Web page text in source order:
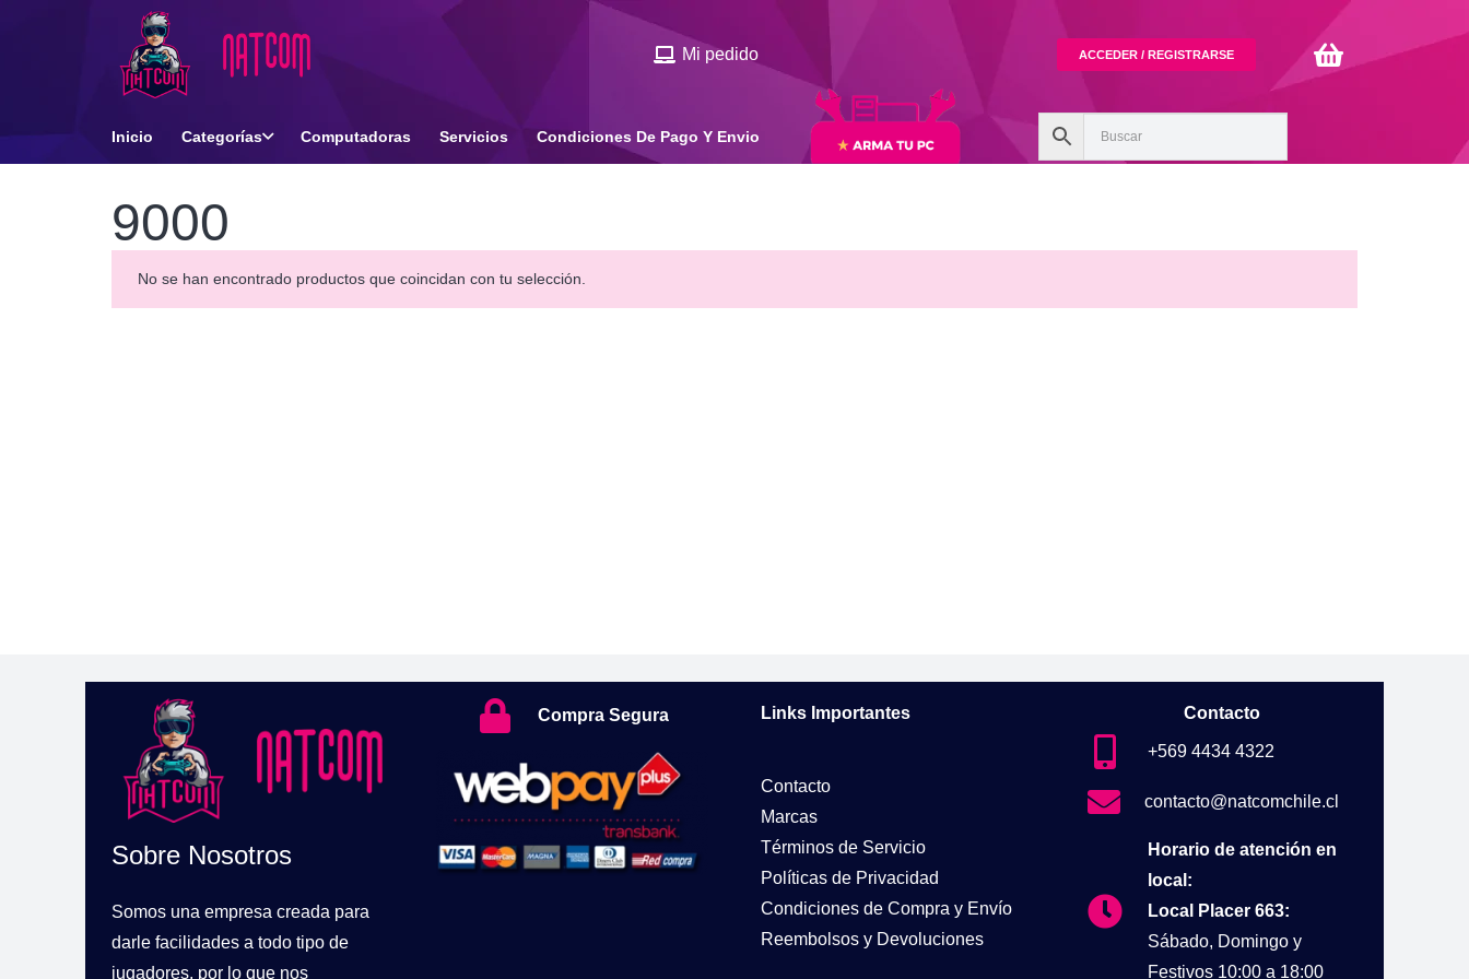
Mi pedido ACCEDER / REGISTRARSE
Inicio Categorías Computadoras Servicios Condiciones De Pago Y Envio
9000
No se han encontrado productos que coincidan con tu selección.
Sobre Nosotros
Somos una empresa creada para
darle facilidades a todo tipo de
jugadores, por lo que nos
Compra Segura Links Importantes
Contacto
Marcas
Términos de Servicio
Políticas de Privacidad
Condiciones de Compra y Envío
Reembolsos y Devoluciones
Contacto
+569 4434 4322
contacto@natcomchile.cl
Horario de atención en
local:
Local Placer 663:
Sábado, Domingo y
Festivos 10:00 a 18:00